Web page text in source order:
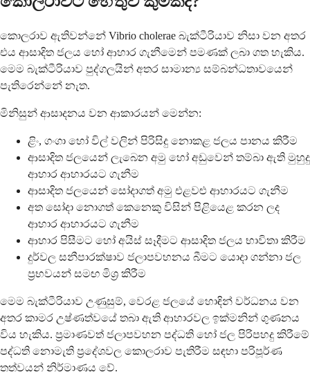
කොලරාව ඇතිවන්නේ Vibrio cholerae බැක්ටීරියාව නිසා වන අතර
එය ආසාදිත ජලය හෝ ආහාර ගැනීමෙන් පමණක් ලබා ගත හැකිය.
මෙම බැක්ටීරියාව පුද්ගලයින් අතර සාමාන්‍ය සම්බන්ධතාවයෙන්
පැතිරෙන්නේ නැත.
මිනිසුන් ආසාදනය වන ආකාරයන් මෙන්න:
ළිං, ගංගා හෝ විල් වලින් පිරිසිදු නොකළ ජලය පානය කිරීම
ආසාදිත ජලයෙන් ලැබෙන අමු හෝ අඩුවෙන් තම්බා ඇති මුහුදු
ආහාර ආහාරයට ගැනීම
ආසාදිත ජලයෙන් සෝදාගත් අමු එළවළු ආහාරයට ගැනීම
අත සෝදා නොගත් කෙනෙකු විසින් පිළියෙළ කරන ලද
ආහාර ආහාරයට ගැනීම
ආහාර පිසීමට හෝ අයිස් සෑදීමට ආසාදිත ජලය භාවිතා කිරීම
දුර්වල සනීපාරක්ෂාව ජලාපවහනය බීමට යොදා ගන්නා ජල
ප්‍රභවයන් සමඟ මිශ්‍ර කිරීම
මෙම බැක්ටීරියාව උණුසුම්, වෙරළ ජලයේ හොඳින් වර්ධනය වන
අතර කාමර උෂ්ණත්වයේ තබා ඇති ආහාරවල ඉක්මනින් ගුණනය
විය හැකිය. ප්‍රමාණවත් ජලාපවහන පද්ධති හෝ ජල පිරිපහදු කිරීමේ
පද්ධති නොමැති ප්‍රදේශවල කොලරාව පැතිරීම සඳහා පරිපූර්ණ
තත්වයන් නිර්මාණය වේ.